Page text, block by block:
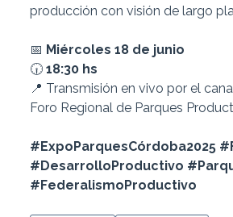
producción con visión de largo
📅 Miércoles 18 de junio
🕡 18:30 hs
📍 Transmisión en vivo por el
Foro Regional de Parques
#ExpoParquesCórdoba2025
#DesarrolloProductivo
#FederalismoProductivo